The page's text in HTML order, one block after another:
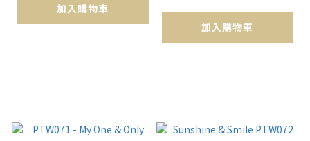
加入購物車
加入購物車